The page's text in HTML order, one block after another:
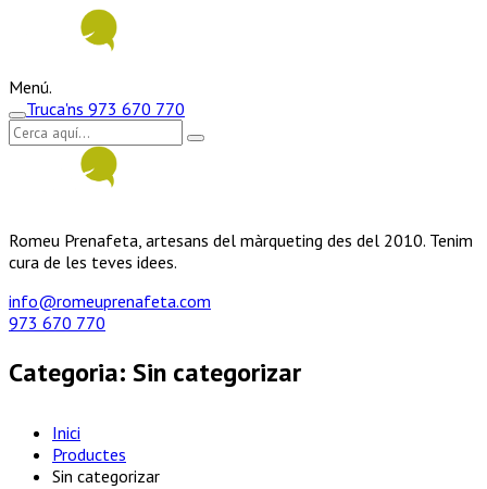
Menú.
Truca'ns 973 670 770
Romeu Prenafeta, artesans del màrqueting des del 2010. Tenim
cura de les teves idees.
info@romeuprenafeta.com
973 670 770
Categoria: Sin categorizar
Inici
Productes
Sin categorizar